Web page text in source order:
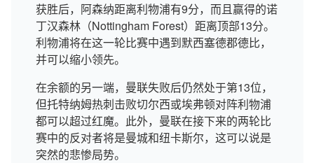
获胜后，阿森纳距离利物浦有9分，而且赢得的诺
丁汉森林（Nottingham Forest）距离顶部13分。
利物浦将在这一轮比赛中遇到默西塞德郡德比，
并可以缩小领先。
在余额的另一端，曼联失败后仍然处于第13位，
但托特纳姆热刺击败切尔西或埃弗顿对阵利物浦
都可以超过红魔。此外，曼联在接下来的两轮比
赛中的反对者将是曼城和纽卡斯尔，这可以说是
突然的悲惨局势。